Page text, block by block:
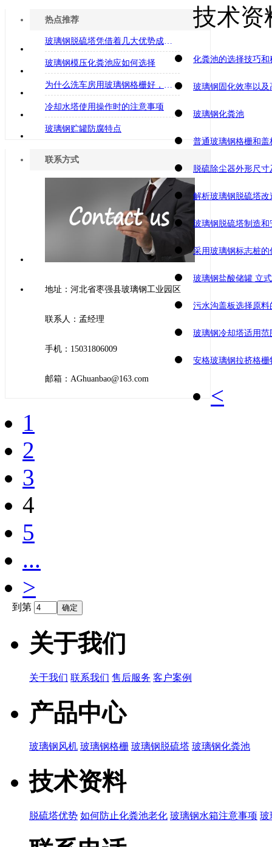
热点推荐
玻璃钢脱硫塔凭借着几大优势成为佼佼者！
玻璃钢模压化粪池应如何选择
为什么洗车房用玻璃钢格栅好，六点说服你
冷却水塔使用操作时的注意事项
玻璃钢贮罐防腐特点
联系方式
地址：河北省枣强县玻璃钢工业园区
联系人：孟经理
手机：15031806009
邮箱：AGhuanbao@163.com
技术资
化粪池的选择技巧和
玻璃钢固化效率以及
玻璃钢化粪池
普通玻璃钢格栅和
脱硫除尘器外形尺寸
解析玻璃钢脱硫塔改
玻璃钢脱硫塔制造和
采用玻璃钢标志桩的
玻璃钢盐酸储罐 立
污水沟盖板选择原料
玻璃钢冷却塔适用范
安格玻璃钢拉挤格
<
1
2
3
4
5
...
>
到第
关于我们
关于我们 联系我们 售后服务 客户案例
产品中心
玻璃钢风机 玻璃钢格栅 玻璃钢脱硫塔 玻璃钢化粪池
技术资料
脱硫塔优势 如何防止化粪池老化 玻璃钢水箱注意事项 玻